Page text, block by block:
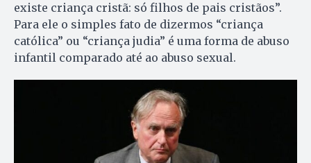
existe criança cristã: só filhos de pais cristãos”.
Para ele o simples fato de dizermos “criança
católica” ou “criança judia” é uma forma de abuso
infantil comparado até ao abuso sexual.